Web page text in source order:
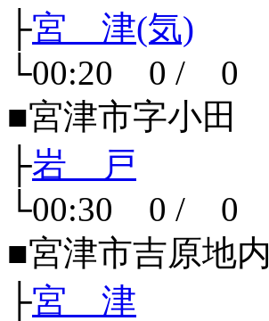
├宮 津(気)
└00:20 0 / 0
■宮津市字小田
├岩 戸
└00:30 0 / 0
■宮津市吉原地内
├宮 津